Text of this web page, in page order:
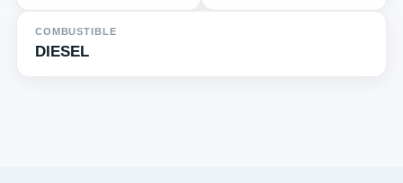
COMBUSTIBLE
DIESEL